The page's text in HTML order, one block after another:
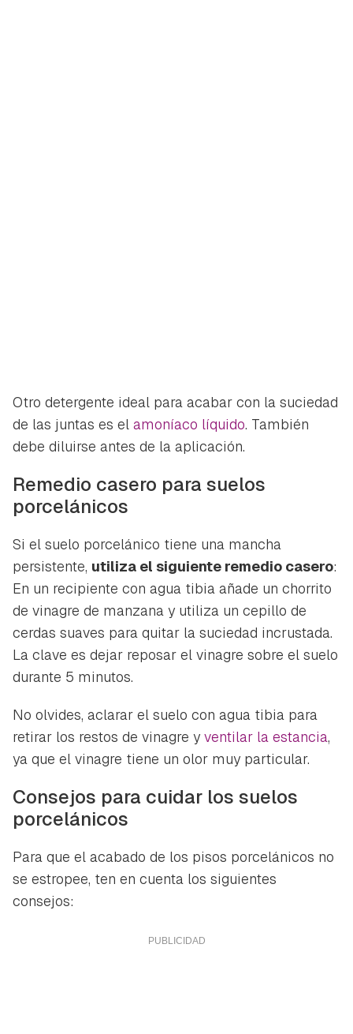
Otro detergente ideal para acabar con la suciedad
de las juntas es el amoníaco líquido. También
debe diluirse antes de la aplicación.
Remedio casero para suelos
porcelánicos
Si el suelo porcelánico tiene una mancha
persistente, utiliza el siguiente remedio casero:
En un recipiente con agua tibia añade un chorrito
de vinagre de manzana y utiliza un cepillo de
cerdas suaves para quitar la suciedad incrustada.
La clave es dejar reposar el vinagre sobre el suelo
durante 5 minutos.
No olvides, aclarar el suelo con agua tibia para
retirar los restos de vinagre y ventilar la estancia,
ya que el vinagre tiene un olor muy particular.
Consejos para cuidar los suelos
porcelánicos
Para que el acabado de los pisos porcelánicos no
se estropee, ten en cuenta los siguientes
consejos: